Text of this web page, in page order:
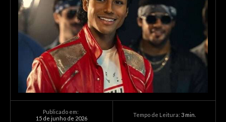
Publicado em:
15 de junho de 2026
Tempo de Leitura: 3min.